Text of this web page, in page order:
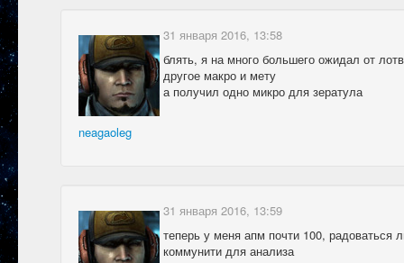
neagaoleg
31 января 2016, 13:58
блять, я на много большего ожидал от
другое макро и мету
а получил одно микро для зератула
31 января 2016, 13:59
теперь у меня апм почти 100, радоваться
коммунити для анализа